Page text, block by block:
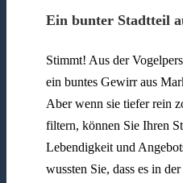
Ein bunter Stadtteil
Stimmt! Aus der
ein buntes Gewirr aus
Aber wenn sie tiefer rein
filtern, können Sie Ihren
Lebendigkeit und
wussten Sie, dass es in